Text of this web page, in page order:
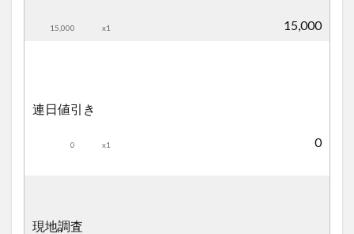
15,000 x1 15,000
連日値引き
0 x1 0
現地調査